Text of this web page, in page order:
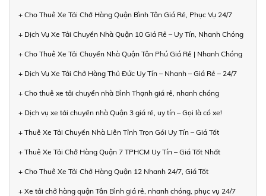
+ Cho Thuê Xe Tải Chở Hàng Quận Bình Tân Giá Rẻ, Phục Vụ 24/7
+ Dịch Vụ Xe Tải Chuyển Nhà Quận 10 Giá Rẻ – Uy Tín, Nhanh Chóng
+ Cho Thuê Xe Tải Chuyển Nhà Quận Tân Phú Giá Rẻ | Nhanh Chóng
+ Dịch Vụ Xe Tải Chở Hàng Thủ Đức Uy Tín – Nhanh – Giá Rẻ – 24/7
+ Cho thuê xe tải chuyển nhà Bình Thạnh giá rẻ, nhanh chóng
+ Dịch vụ xe tải chuyển nhà Quận 3 giá rẻ, uy tín – Gọi là có xe!
+ Thuê Xe Tải Chuyển Nhà Liên Tỉnh Trọn Gói Uy Tín – Giá Tốt
+ Thuê Xe Tải Chở Hàng Quận 7 TPHCM Uy Tín – Giá Tốt Nhất
+ Cho Thuê Xe Tải Chở Hàng Quận 12 Nhanh 24/7, Giá Tốt
+ Xe tải chở hàng quận Tân Bình giá rẻ, nhanh chóng, phục vụ 24/7